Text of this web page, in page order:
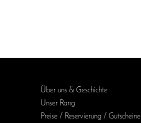
Über uns & Geschichte
Unser Rang
Preise / Reservierung / Gutscheine